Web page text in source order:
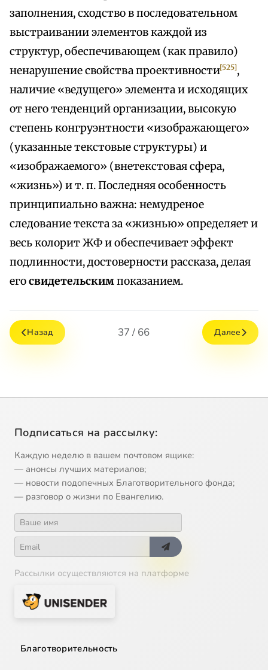
заполнения, сходство в последовательном
выстраивании элементов каждой из
структур, обеспечивающем (как правило)
ненарушение свойства проективности[525],
наличие «ведущего» элемента и исходящих
от него тенденций организации, высокую
степень конгруэнтности «изображающего»
(указанные текстовые структуры) и
«изображаемого» (внетекстовая сфера,
«жизнь») и т. п. Последняя особенность
принципиально важна: немудреное
следование текста за «жизнью» определяет и
весь колорит ЖФ и обеспечивает эффект
подлинности, достоверности рассказа, делая
егосвидетельскимпоказанием.
Назад 37 / 66 Далее
Подписаться на рассылку:
Каждую неделю в вашем почтовом ящике:
— анонсы лучших материалов;
— новости подопечных Благотворительного фонда;
— разговор о жизни по Евангелию.
Рассылки осуществляются на платформе
Благотворительность